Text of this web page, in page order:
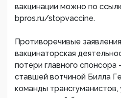
вакцинации можно по
bpros.ru/stopvaccine.
Противоречивые
вакцинаторская
потери главного
ставшей вотчиной Билла
команды